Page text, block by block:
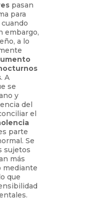
pasan
para
embargo,
a lo
. A
se
y
del
el
parte
Se
sujetos
más
mediante
que